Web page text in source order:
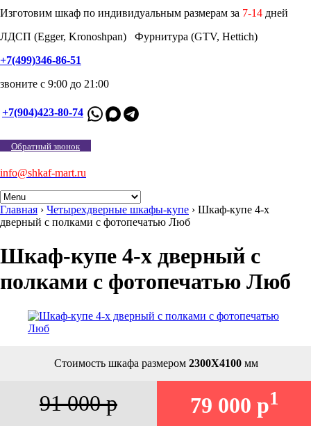
Изготовим шкаф по индивидуальным размерам за 7-14 дней
ЛДСП (Egger, Kronoshpan) Фурнитура (GTV, Hettich)
+7(499)346-86-51
звоните с 9:00 до 21:00
+7(904)423-80-74
Обратный звонок
info@shkaf-mart.ru
Главная › Четырехдверные шкафы-купе › Шкаф-купе 4-х
дверный с полками с фотопечатью Люб
Шкаф-купе 4-х дверный с
полками с фотопечатью Люб
Стоимость шкафа размером 2300Х4100мм
91 000 р 79 000 р1